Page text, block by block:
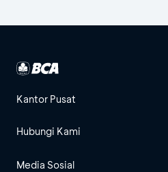
Kantor Pusat
Hubungi Kami
Media Sosial